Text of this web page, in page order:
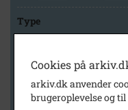
Type
Arkiv
Holbæk Arkiverne/
Cookies på
arkiv.dk anvender
brugeroplevelse og